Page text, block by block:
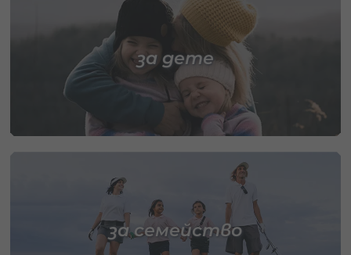
за дете
за семейство